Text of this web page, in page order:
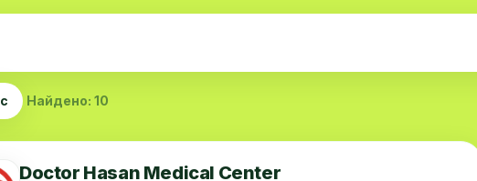
Найдено: 10
Doctor Hasan Medical Center